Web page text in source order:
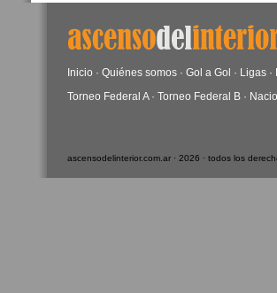
Inicio · Quiénes somos · Gol a Gol · Ligas ·
Torneo Federal A· Torneo Federal B ·
ascensodelinterior.com.ar · 2026 · todos los